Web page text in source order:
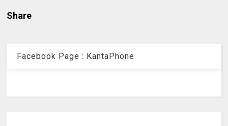
Share
Facebook Page : KantaPhone